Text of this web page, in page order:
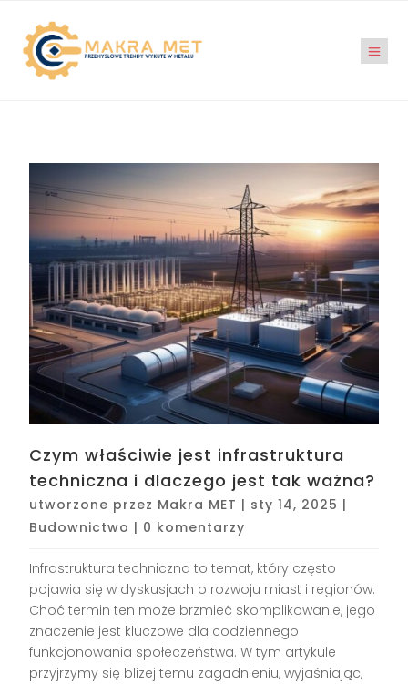
Czym właściwie jest infrastruktura
techniczna i dlaczego jest tak ważna?
utworzone przez Makra MET | sty 14, 2025 |
Budownictwo | 0 komentarzy
Infrastruktura techniczna to temat, który często
pojawia się w dyskusjach o rozwoju miast i regionów.
Choć termin ten może brzmieć skomplikowanie, jego
znaczenie jest kluczowe dla codziennego
funkcjonowania społeczeństwa. W tym artykule
przyjrzymy się bliżej temu zagadnieniu, wyjaśniając,